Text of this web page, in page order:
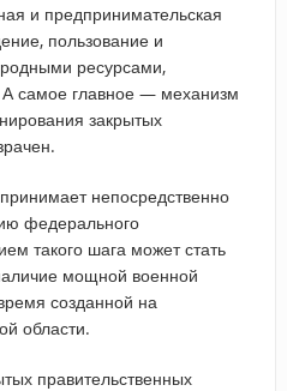
и предпринимательская
пользование и
ресурсами,
самое главное — механизм
закрытых
непосредственно
федерального
такого шага может стать
мощной военной
созданной на
области.
правительственных